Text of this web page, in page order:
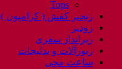
Tops
زنجیر کفش ( کرامپون )
زودپز
زیرانداز سفری
زیورآلات و بدلیجات
ساعت مچی